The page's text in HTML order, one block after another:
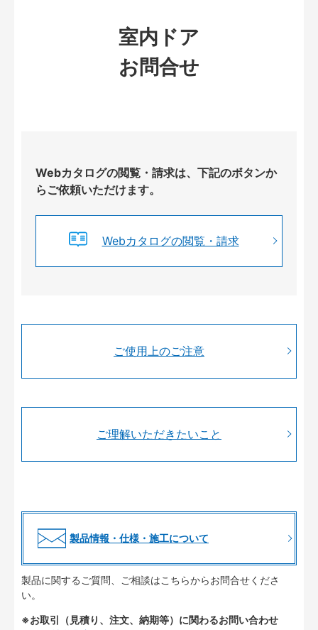
室内ドア
お問合せ
Webカタログの閲覧・請求は、下記のボタンか
らご依頼いただけます。
Webカタログの閲覧・請求
ご使用上のご注意
ご理解いただきたいこと
製品情報・仕様・施工について
製品に関するご質問、ご相談はこちらからお問合せくださ
い。
※お取引（見積り、注文、納期等）に関わるお問い合わせ